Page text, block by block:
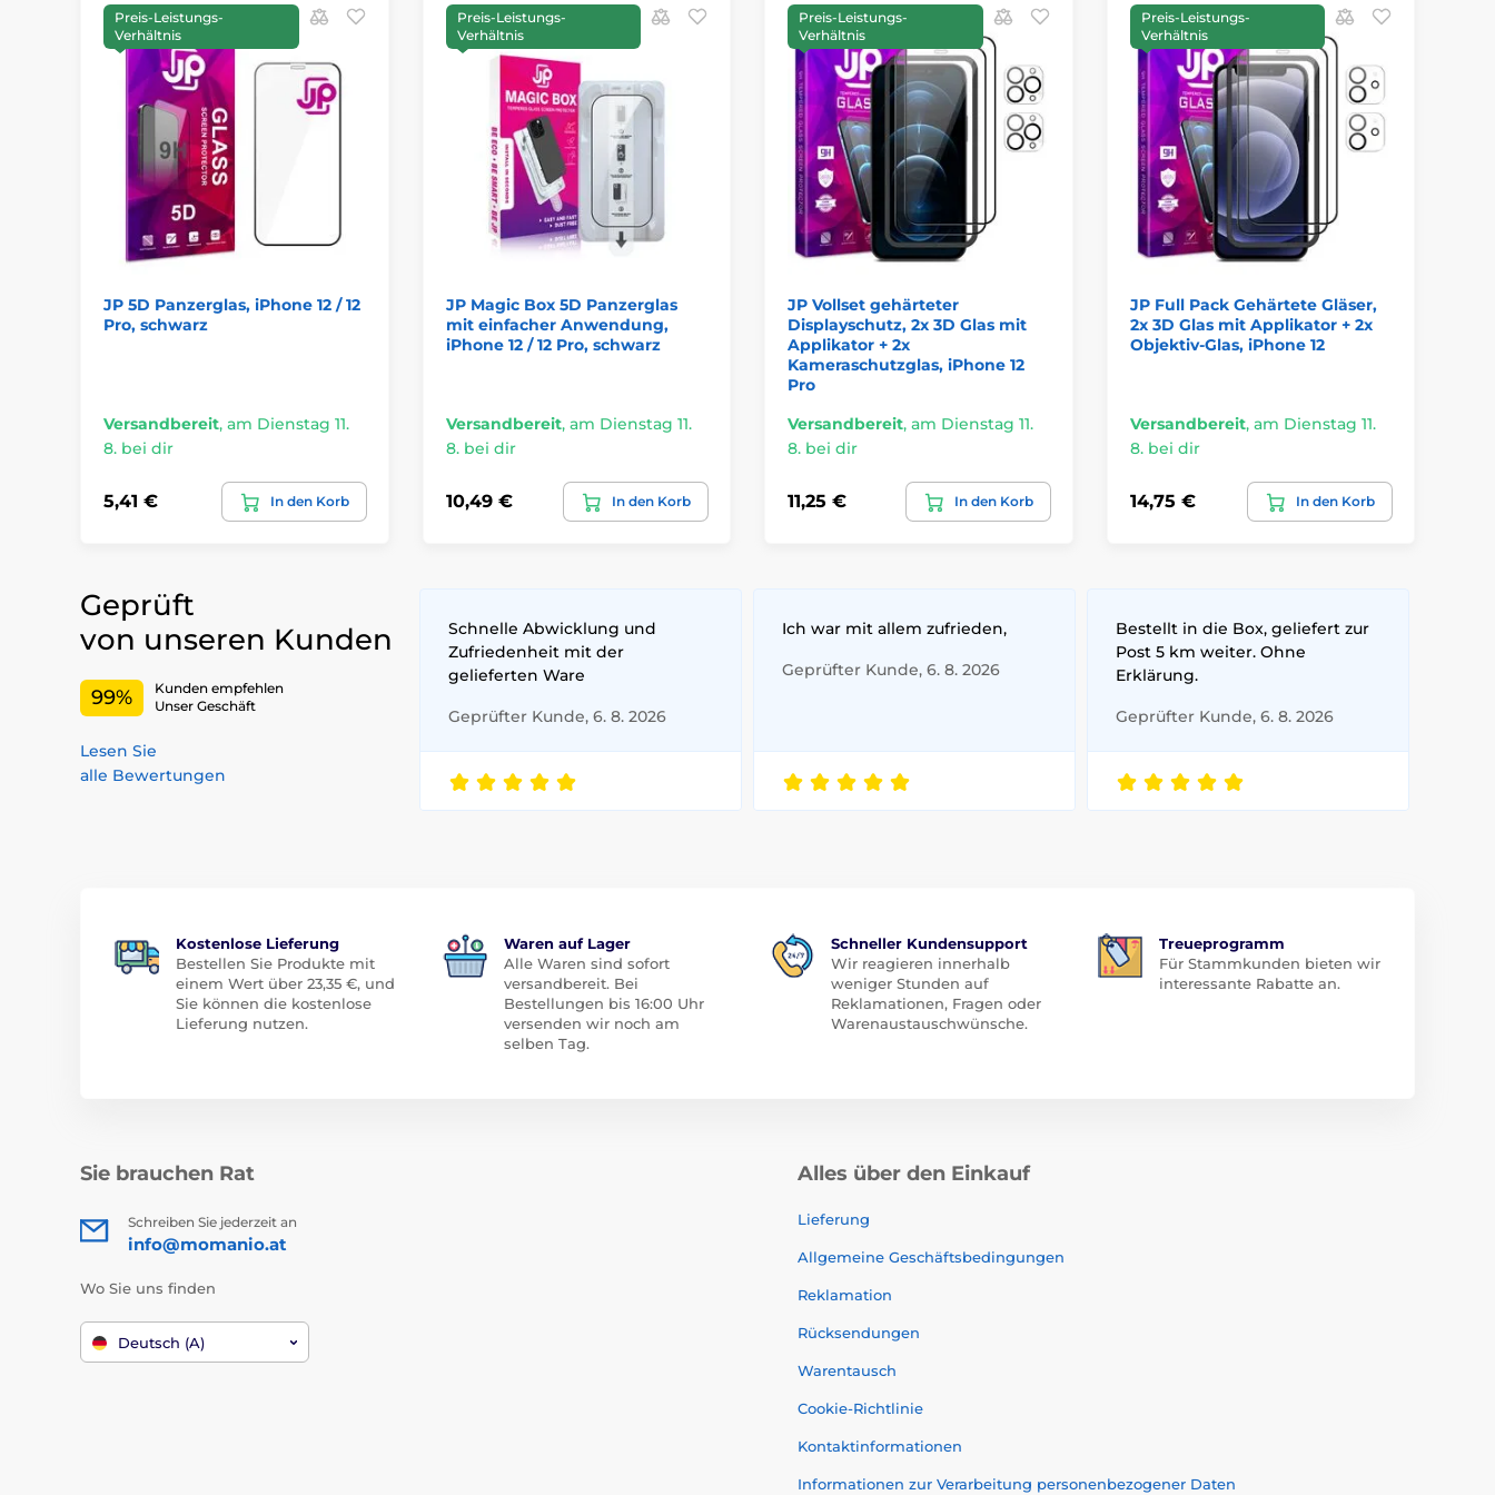
Preis-Leistungs-
Verhältnis
JP 5D Panzerglas, iPhone 12 / 12
Pro, schwarz
Versandbereit, am Dienstag 11.
8. bei dir
5,41 € In den Korb
Preis-Leistungs-
Verhältnis
JP Magic Box 5D Panzerglas
mit einfacher Anwendung,
iPhone 12 / 12 Pro, schwarz
Versandbereit, am Dienstag 11.
8. bei dir
10,49 € In den Korb
Preis-Leistungs-
Verhältnis
JP Vollset gehärteter
Displayschutz, 2x 3D Glas mit
Applikator + 2x
Kameraschutzglas, iPhone 12
Pro
Versandbereit, am Dienstag 11.
8. bei dir
11,25 € In den Korb
Preis-Leistungs-
Verhältnis
JP Full Pack Gehärtete Gläser,
2x 3D Glas mit Applikator + 2x
Objektiv-Glas, iPhone 12
Versandbereit, am Dienstag 11.
8. bei dir
14,75 € In den Korb
Geprüft
von unseren Kunden
99%
Kunden empfehlen
Unser Geschäft
Lesen Sie
alle Bewertungen
Schnelle Abwicklung und
Zufriedenheit mit der
gelieferten Ware
Geprüfter Kunde, 6. 8. 2026
Ich war mit allem zufrieden,
Geprüfter Kunde, 6. 8. 2026
Bestellt in die Box, geliefert zur
Post 5 km weiter. Ohne
Erklärung.
Geprüfter Kunde, 6. 8. 2026
Kostenlose Lieferung
Bestellen Sie Produkte mit
einem Wert über 23,35 €, und
Sie können die kostenlose
Lieferung nutzen.
Waren auf Lager
Alle Waren sind sofort
versandbereit. Bei
Bestellungen bis 16:00 Uhr
versenden wir noch am
selben Tag.
Schneller Kundensupport
Wir reagieren innerhalb
weniger Stunden auf
Reklamationen, Fragen oder
Warenaustauschwünsche.
Treueprogramm
Für Stammkunden bieten wir
interessante Rabatte an.
Sie brauchen Rat
Schreiben Sie jederzeit an
info@momanio.at
Wo Sie uns finden
Deutsch (A)
Alles über den Einkauf
Lieferung
Allgemeine Geschäftsbedingungen
Reklamation
Rücksendungen
Warentausch
Cookie-Richtlinie
Kontaktinformationen
Informationen zur Verarbeitung personenbezogener Daten